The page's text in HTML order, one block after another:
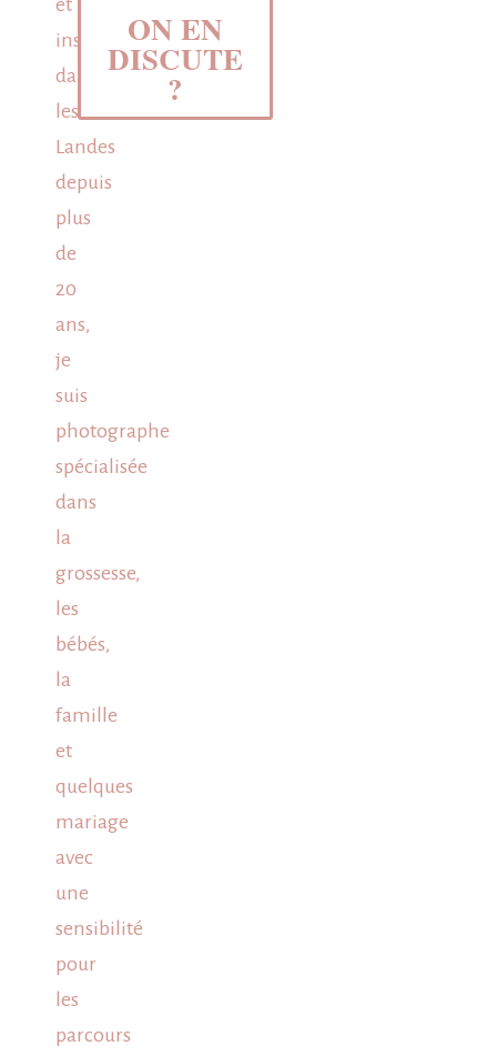
installée
dans
les
Landes
depuis
plus
de
20
ans,
je
suis
photographe
spécialisée
dans
la
grossesse,
les
bébés,
la
famille
et
quelques
mariage
avec
une
sensibilité
pour
les
parcours
ON EN
DISCUTE
?